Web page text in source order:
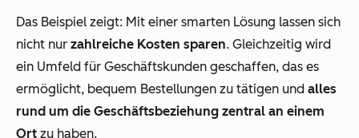
Das Beispiel zeigt: Mit einer smarten Lösung lassen sich
nicht nur zahlreiche Kosten sparen. Gleichzeitig wird
ein Umfeld für Geschäftskunden geschaffen, das es
ermöglicht, bequem Bestellungen zu tätigen und alles
rund um die Geschäftsbeziehung zentral an einem
Ort zu haben.